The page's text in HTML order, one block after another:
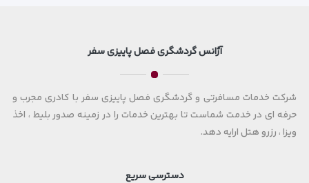
آژانس گردشگری فصل پاییزی سفر
شرکت خدمات مسافرتی و گردشگری فصل پاییزی سفر با کادری مجرب و
حرفه ای در خدمت شماست تا بهترین خدمات را در زمینه صدور بلیط ، اخذ
ویزا ، رزرو هتل ارایه دهد.
دسترسی سریع